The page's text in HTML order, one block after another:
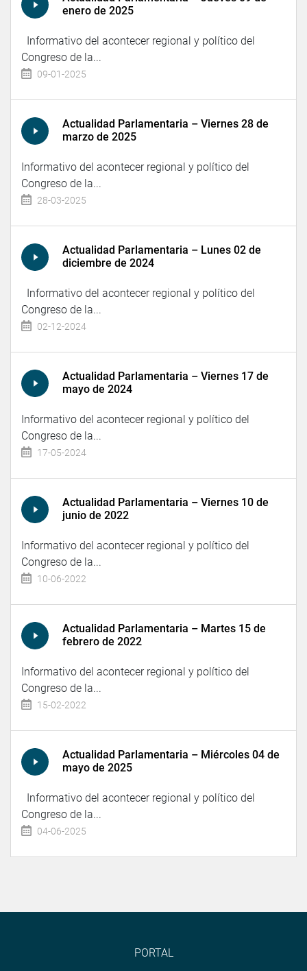
enero de 2025
Informativo del acontecer regional y político del
Congreso de la...
09-01-2025
Actualidad Parlamentaria – Viernes 28 de
marzo de 2025
Informativo del acontecer regional y político del
Congreso de la...
28-03-2025
Actualidad Parlamentaria – Lunes 02 de
diciembre de 2024
Informativo del acontecer regional y político del
Congreso de la...
02-12-2024
Actualidad Parlamentaria – Viernes 17 de
mayo de 2024
Informativo del acontecer regional y político del
Congreso de la...
17-05-2024
Actualidad Parlamentaria – Viernes 10 de
junio de 2022
Informativo del acontecer regional y político del
Congreso de la...
10-06-2022
Actualidad Parlamentaria – Martes 15 de
febrero de 2022
Informativo del acontecer regional y político del
Congreso de la...
15-02-2022
Actualidad Parlamentaria – Miércoles 04 de
mayo de 2025
Informativo del acontecer regional y político del
Congreso de la...
04-06-2025
PORTAL